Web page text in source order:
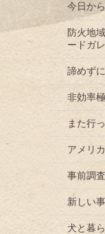
今日か
防火地
ードガ
諦めず
非効率
また行
アメリ
事前調
新しい
犬と暮